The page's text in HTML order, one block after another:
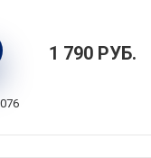
планета,
сталь,
JR0196
1 790 РУБ.